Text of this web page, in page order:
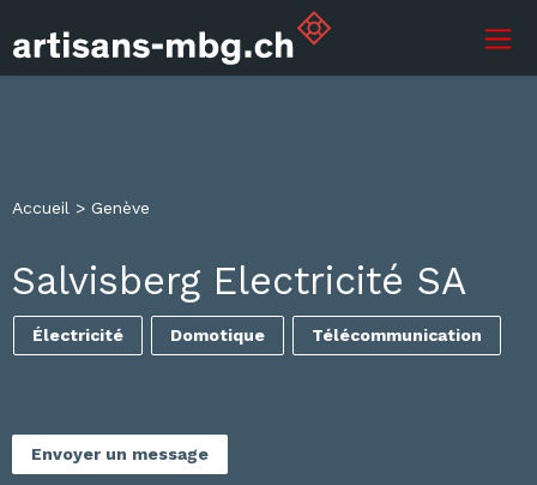
Accueil > Genève
Salvisberg Electricité SA
Électricité Domotique Télécommunication
Envoyer un message